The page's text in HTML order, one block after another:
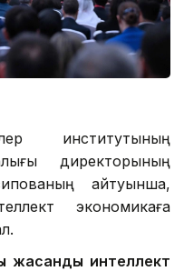
институтының
директорының
айтуынша,
экономикаға
жасанды интеллект